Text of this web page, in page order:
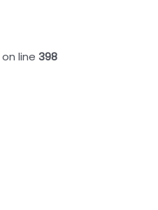
on line 398